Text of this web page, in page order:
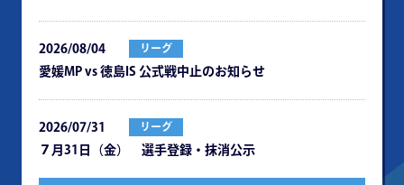
2026/08/04 リーグ
愛媛MP vs 徳島IS 公式戦中⽌のお知らせ
2026/07/31 リーグ
７月31日（金） 選手登録・抹消公示